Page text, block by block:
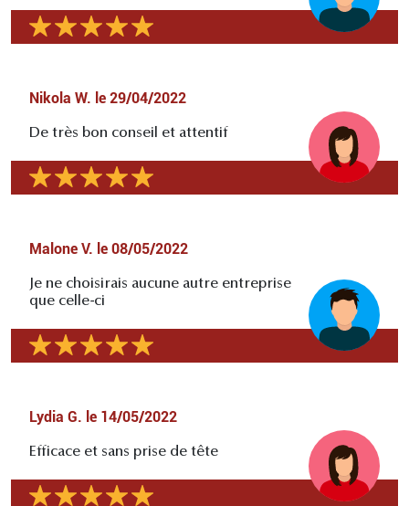
Nikola W. le 29/04/2022
De très bon conseil et attentif
Malone V. le 08/05/2022
Je ne choisirais aucune autre entreprise
que celle-ci
Lydia G. le 14/05/2022
Efficace et sans prise de tête